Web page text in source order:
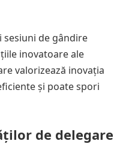
de gândire
inovatoare ale
valorizează inovația
și poate spori
de delegare